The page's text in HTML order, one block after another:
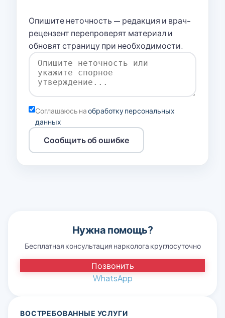
Опишите неточность — редакция и врач-
рецензент перепроверят материал и
обновят страницу при необходимости.
Соглашаюсь наобработку персональных
данных
Сообщить об ошибке
Нужна помощь?
Бесплатная консультация нарколога круглосуточно
Позвонить
WhatsApp
ВОСТРЕБОВАННЫЕ УСЛУГИ